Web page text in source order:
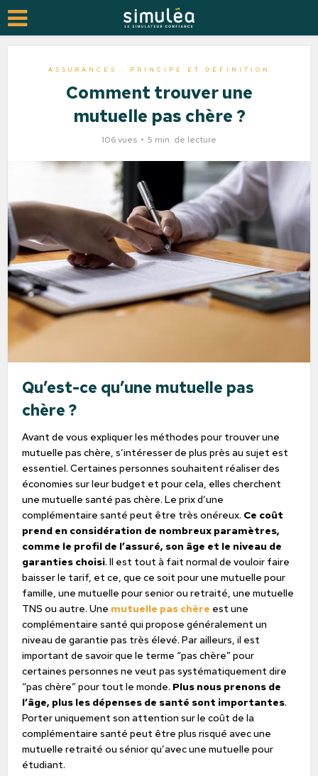
ASSURANCES : PRINCIPE ET DÉFINITION
Comment trouver une
mutuelle pas chère ?
106 vues 5 min. de lecture
Qu’est-ce qu’une mutuelle pas
chère ?
Avant de vous expliquer les méthodes pour trouver une
mutuelle pas chère, s’intéresser de plus près au sujet est
essentiel. Certaines personnes souhaitent réaliser des
économies sur leur budget et pour cela, elles cherchent
une mutuelle santé pas chère. Le prix d’une
complémentaire santé peut être très onéreux. Ce coût
prend en considération de nombreux paramètres,
comme le profil de l’assuré, son âge et le niveau de
garanties choisi. Il est tout à fait normal de vouloir faire
baisser le tarif, et ce, que ce soit pour une mutuelle pour
famille, une mutuelle pour senior ou retraité, une mutuelle
TNS ou autre. Une mutuelle pas chère est une
complémentaire santé qui propose généralement un
niveau de garantie pas très élevé. Par ailleurs, il est
important de savoir que le terme “pas chère” pour
certaines personnes ne veut pas systématiquement dire
“pas chère” pour tout le monde. Plus nous prenons de
l’âge, plus les dépenses de santé sont importantes.
Porter uniquement son attention sur le coût de la
complémentaire santé peut être plus risqué avec une
mutuelle retraité ou sénior qu’avec une mutuelle pour
étudiant.